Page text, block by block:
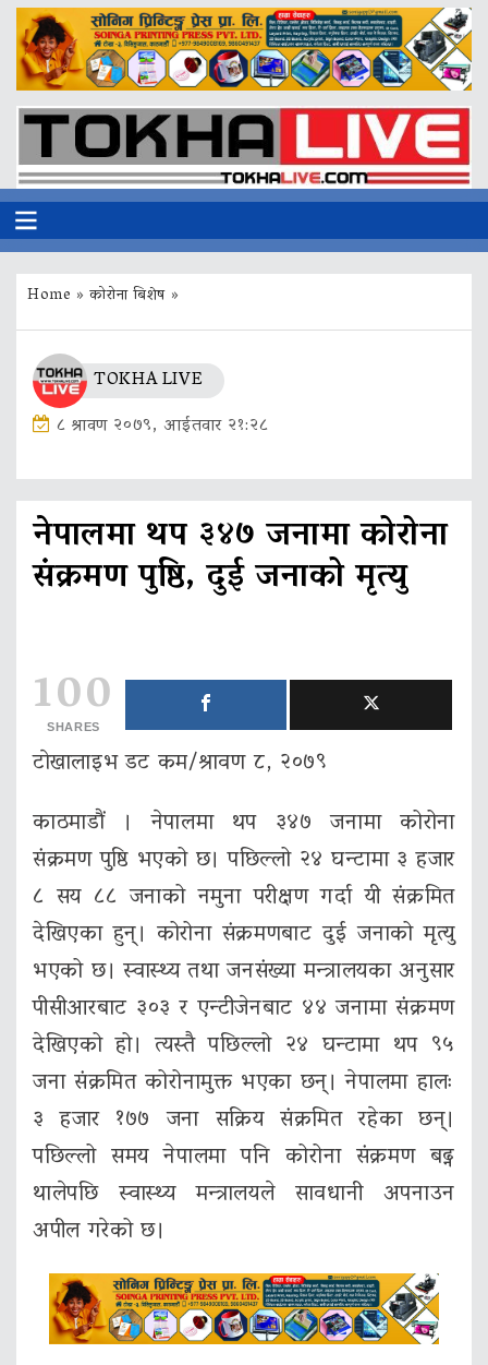
Home »कोरोना बिशेष»
TOKHA LIVE
८ श्रावण २०७९, आईतवार २१:२८
नेपालमा थप ३४७ जनामा कोरोना
संक्रमण पुष्ठि, दुई जनाको मृत्यु
100
SHARES
टाेखालाइभ डट कम/श्रावण ८, २०७९
काठमाडौं । नेपालमा थप ३४७ जनामा कोरोना
संक्रमण पुष्ठि भएको छ। पछिल्लो २४ घन्टामा ३ हजार
८ सय ८८ जनाको नमुना परीक्षण गर्दा यी संक्रमित
देखिएका हुन्। कोरोना संक्रमणबाट दुई जनाको मृत्यु
भएको छ। स्वास्थ्य तथा जनसंख्या मन्त्रालयका अनुसार
पीसीआरबाट ३०३ र एन्टीजेनबाट ४४ जनामा संक्रमण
देखिएको हो। त्यस्तै पछिल्लो २४ घन्टामा थप ९५
जना संक्रमित कोरोनामुक्त भएका छन्। नेपालमा हालः
३ हजार १७७ जना सक्रिय संक्रमित रहेका छन्।
पछिल्लो समय नेपालमा पनि कोरोना संक्रमण बढ्न
थालेपछि स्वास्थ्य मन्त्रालयले सावधानी अपनाउन
अपील गरेको छ।